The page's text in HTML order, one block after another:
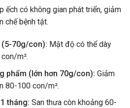
ếch có không gian phát triển, giảm
chế bệnh tật.
(5-70g/con): Mật độ có thể dày
m².
phẩm (lớn hơn 70g/con): Giảm
80-100 con/m².
tháng: San thưa còn khoảng 60-